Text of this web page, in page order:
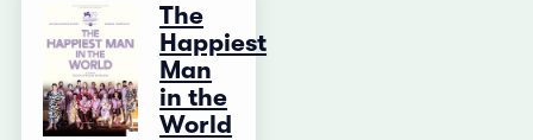
The
Happiest
Man
in the
World